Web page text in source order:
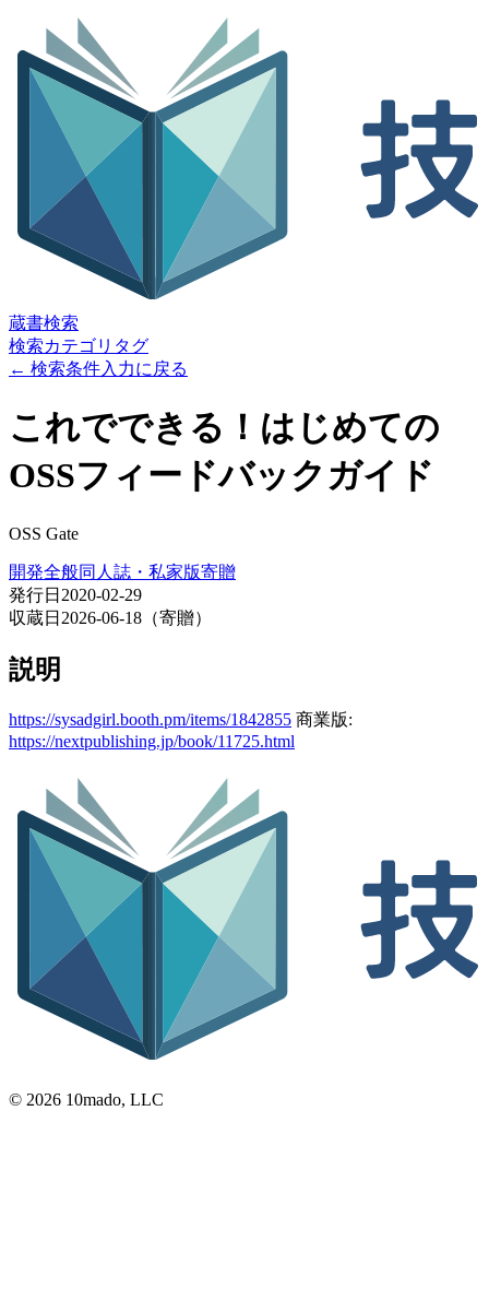
蔵書検索
検索カテゴリ タグ
← 検索条件入力に戻る
これでできる！はじめての
OSSフィードバックガイド
OSS Gate
開発全般同人誌・私家版寄贈
発行日 2020-02-29
収蔵日 2026-06-18（寄贈）
説明
https://sysadgirl.booth.pm/items/1842855 商業版:
https://nextpublishing.jp/book/11725.html
© 2026 10mado, LLC